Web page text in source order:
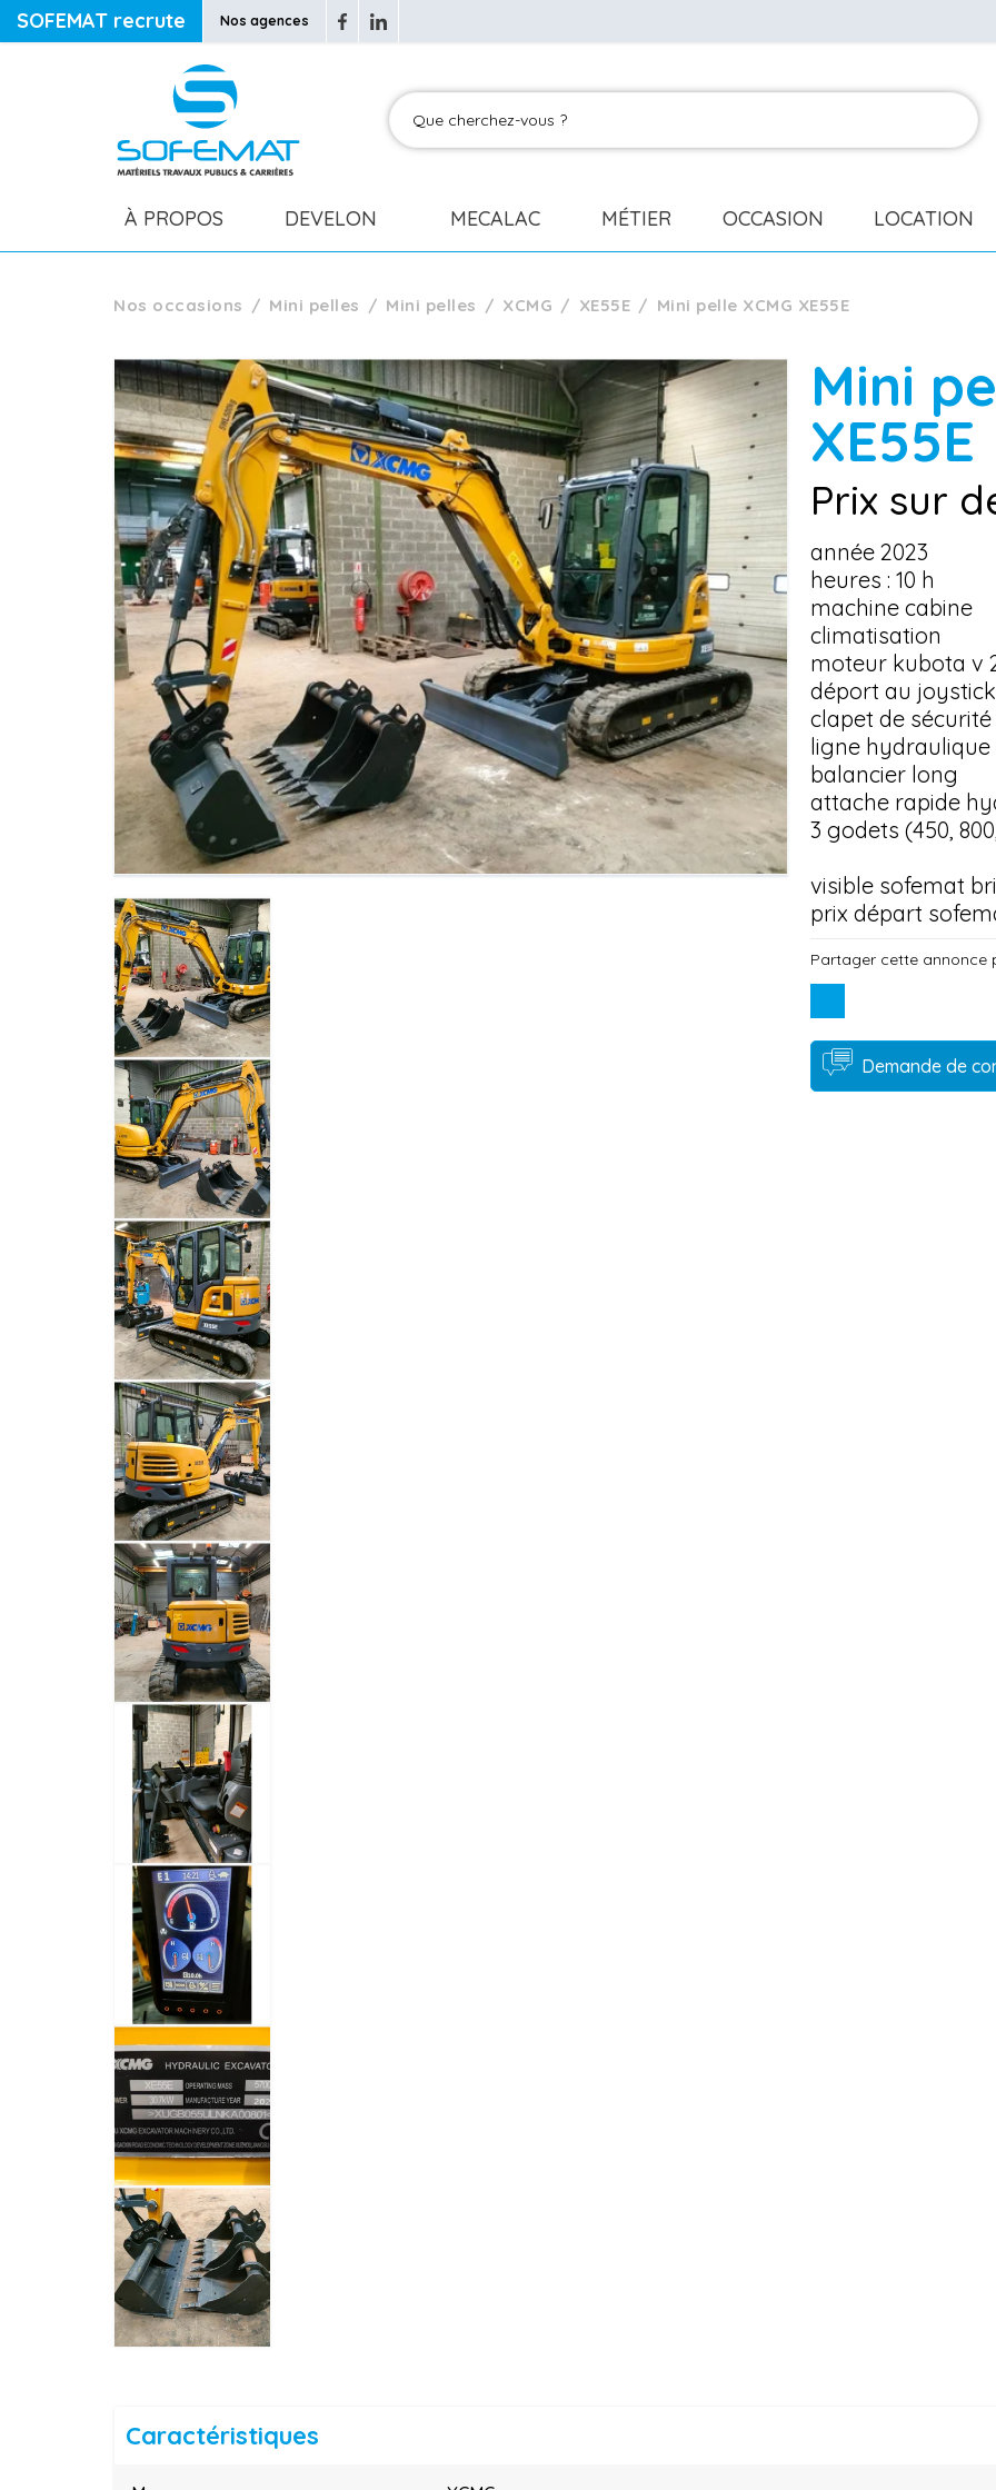
SOFEMAT recrute Nos agences
À PROPOS DEVELON MECALAC MÉTIER OCCASION LOCATION
Nos occasions Mini pelles Mini pelles XCMG XE55E Mini pelle XCMG XE55E
Mini
XE55E
Prix sur
année 2023
heures : 10 h
machine cabine
climatisation
moteur kubota v
déport au joystick
clapet de
ligne
balancier long
attache rapide
3 godets (450,
visible sofemat
prix départ
Demande de
Caractéristiques
Partager cette annonce